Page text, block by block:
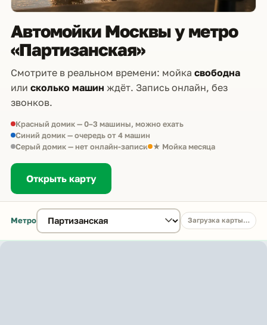
Автомойки Москвы у метро
«Партизанская»
Смотрите в реальном времени: мойка свободна
или сколько машин ждёт. Запись онлайн, без
звонков.
Красный домик — 0–3 машины, можно ехать
Синий домик — очередь от 4 машин
Серый домик — нет онлайн-записи ★ Мойка месяца
Открыть карту
Метро Загрузка карты…